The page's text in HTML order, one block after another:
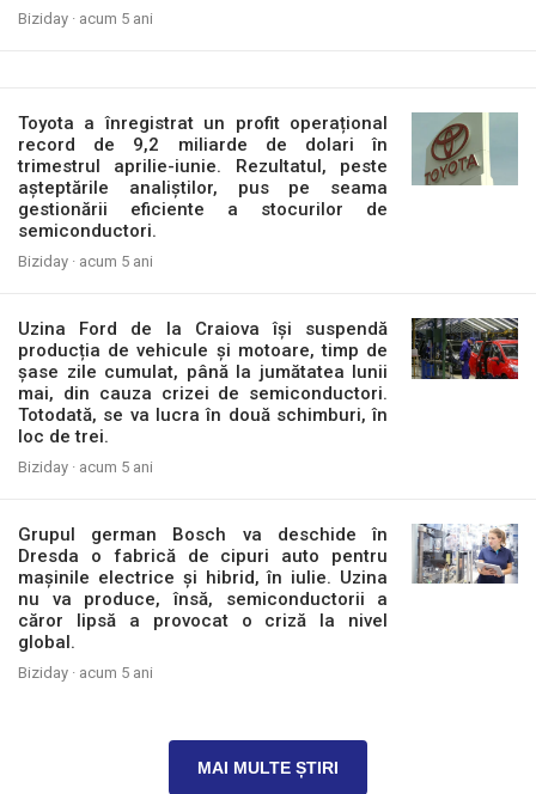
Biziday · acum 5 ani
Toyota a înregistrat un profit operațional
record de 9,2 miliarde de dolari în
trimestrul aprilie-iunie. Rezultatul, peste
așteptările analiștilor, pus pe seama
gestionării eficiente a stocurilor de
semiconductori.
Biziday · acum 5 ani
Uzina Ford de la Craiova își suspendă
producția de vehicule și motoare, timp de
șase zile cumulat, până la jumătatea lunii
mai, din cauza crizei de semiconductori.
Totodată, se va lucra în două schimburi, în
loc de trei.
Biziday · acum 5 ani
Grupul german Bosch va deschide în
Dresda o fabrică de cipuri auto pentru
mașinile electrice și hibrid, în iulie. Uzina
nu va produce, însă, semiconductorii a
căror lipsă a provocat o criză la nivel
global.
Biziday · acum 5 ani
MAI MULTE ȘTIRI